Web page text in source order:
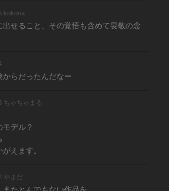
kokona
出せること、その覚悟も含めて畏敬の念
らだったんだなー
ちゃちゃまる
デル？
えます。
やまだ